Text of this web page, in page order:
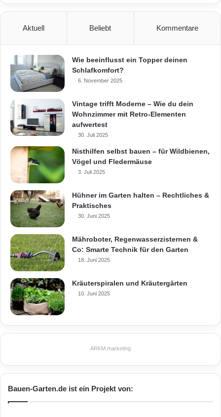
Hoklartherm
Aktuell Beliebt Kommentare
Wie beeinflusst ein Topper deinen
Schlafkomfort?
6. November 2025
Vintage trifft Moderne – Wie du dein
Wohnzimmer mit Retro-Elementen
aufwertest
30. Juli 2025
Nisthilfen selbst bauen – für Wildbienen,
Vögel und Fledermäuse
3. Juli 2025
Hühner im Garten halten – Rechtliches &
Praktisches
30. Juni 2025
Mähroboter, Regenwasserzisternen &
Co: Smarte Technik für den Garten
18. Juni 2025
Kräuterspiralen und Kräutergärten
10. Juni 2025
ARKM.marketing
Bauen-Garten.de ist ein Projekt von: